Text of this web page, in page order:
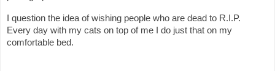
I question the idea of wishing people who are dead to R.I.P.
Every day with my cats on top of me I do just that on my
comfortable bed.